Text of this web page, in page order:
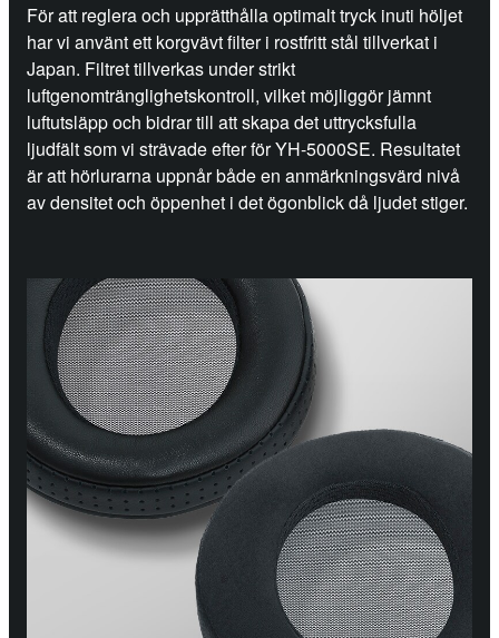
För att reglera och upprätthålla optimalt tryck inuti höljet
har vi använt ett korgvävt filter i rostfritt stål tillverkat i
Japan. Filtret tillverkas under strikt
luftgenomtränglighetskontroll, vilket möjliggör jämnt
luftutsläpp och bidrar till att skapa det uttrycksfulla
ljudfält som vi strävade efter för YH-5000SE. Resultatet
är att hörlurarna uppnår både en anmärkningsvärd nivå
av densitet och öppenhet i det ögonblick då ljudet stiger.